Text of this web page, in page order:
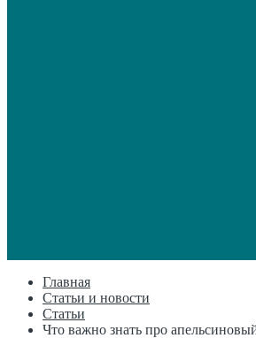
Главная
Статьи и новости
Статьи
Что важно знать про